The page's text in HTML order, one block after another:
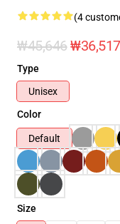
(4
₩45,646₩36,517
Type
Unisex
Color
Default
Size